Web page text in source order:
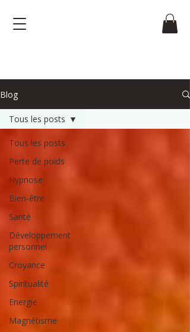
Blog
Tous les posts
Perte de poids
Hypnose
Bien-être
Santé
Développement
personnel
Croyance
Spiritualité
Energie
Magnétisme
Tous les posts